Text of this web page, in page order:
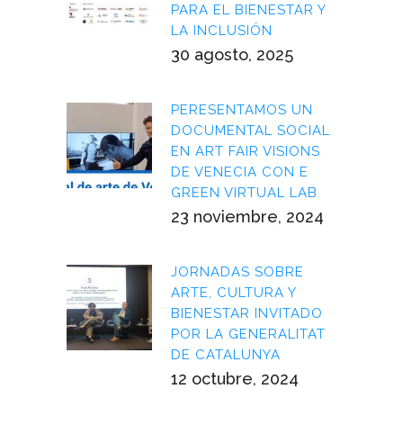
PARA EL BIENESTAR Y
LA INCLUSIÓN
30 agosto, 2025
PERESENTAMOS UN
DOCUMENTAL SOCIAL
EN ART FAIR VISIONS
DE VENECIA CON E
GREEN VIRTUAL LAB
23 noviembre, 2024
JORNADAS SOBRE
ARTE, CULTURA Y
BIENESTAR INVITADO
POR LA GENERALITAT
DE CATALUNYA
12 octubre, 2024